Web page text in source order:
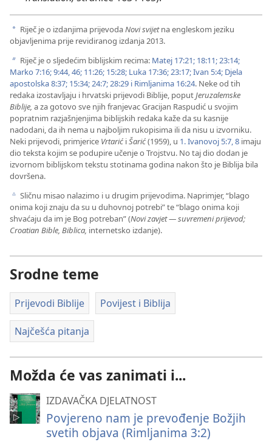
a Riječ je o izdanjima prijevodaNovi svijetna engleskom jeziku
objavljenima prije revidiranog izdanja 2013.
b Riječ je o sljedećim biblijskim recima: Matej 17:21; 18:11;23:14;
Marko 7:16;9:44,46; 11:26; 15:28; Luka 17:36;23:17;Ivan 5:4; Djela
apostolska 8:37; 15:34;24:7;28:29 i Rimljanima 16:24. Neke od tih
redaka izostavljaju i hrvatski prijevodi Biblije, poputJeruzalemske
Biblije, a za gotovo sve njih franjevac Gracijan Raspudić u svojim
popratnim razjašnjenjima biblijskih redaka kaže da su kasnije
nadodani, da ih nema u najboljim rukopisima ili da nisu u izvorniku.
Neki prijevodi, primjerice Vrtarić iŠarić(1959), u 1. Ivanovoj 5:7, 8 imaju
dio teksta kojim se podupire učenje o Trojstvu. No taj dio dodan je
izvornom biblijskom tekstu stotinama godina nakon što je Biblija bila
dovršena.
c Sličnu misao nalazimo i u drugim prijevodima. Naprimjer, “blago
onima koji znaju da su u duhovnoj potrebi” te “blago onima koji
shvaćaju da im je Bog potreban” (Novi zavjet — suvremeni prijevod;
Croatian Bible, Biblica, internetsko izdanje).
Srodne teme
Prijevodi Biblije Povijest i Biblija
Najčešća pitanja
Možda će vas zanimati i...
IZDAVAČKA DJELATNOST
Povjereno nam je prevođenje Božjih
svetih objava (Rimljanima 3:2)